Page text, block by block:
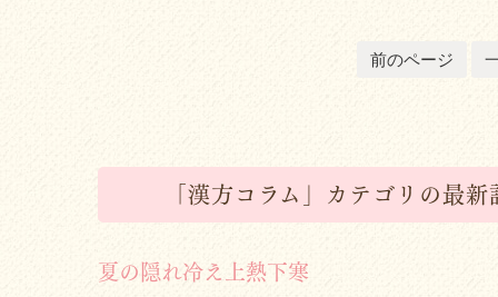
前のページ
「漢方コラム」カテゴリの最
夏の隠れ冷え上熱下寒